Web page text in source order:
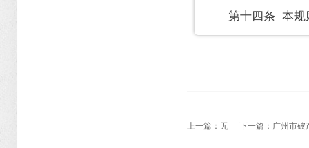
第十四条 本规
上一篇：无 下一篇： 广州市破